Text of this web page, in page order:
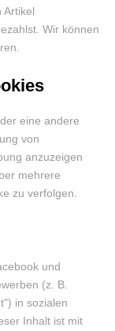
Artikel
Wir können
eine andere
von
anzuzeigen
mehrere
zu verfolgen.
und
(z. B.
in sozialen
Inhalt ist mit